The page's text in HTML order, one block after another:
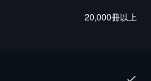
20,000冊以上